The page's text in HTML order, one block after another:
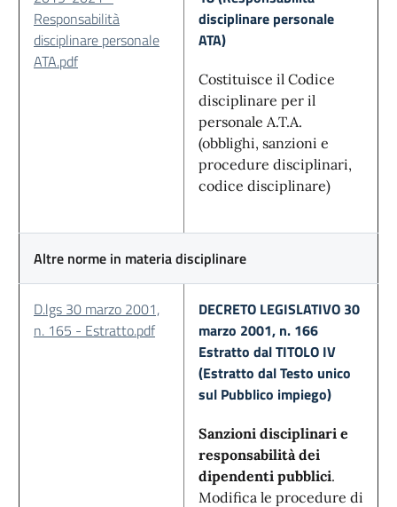
Responsabilità
disciplinare personale
ATA.pdf
disciplinare personale
ATA)
Costituisce il Codice
disciplinare per il
personale A.T.A.
(obblighi, sanzioni e
procedure disciplinari,
codice disciplinare)
Altre norme in materia disciplinare
D.lgs 30 marzo 2001,
n. 165 - Estratto.pdf
DECRETO LEGISLATIVO 30
marzo 2001, n. 166
Estratto dal TITOLO IV
(Estratto dal Testo unico
sul Pubblico impiego)
Sanzioni disciplinari e
responsabilità dei
dipendenti pubblici.
Modifica le procedure di